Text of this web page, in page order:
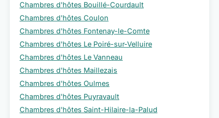
Chambres d'hôtes Bouillé-Courdault
Chambres d'hôtes Coulon
Chambres d'hôtes Fontenay-le-Comte
Chambres d'hôtes Le Poiré-sur-Velluire
Chambres d'hôtes Le Vanneau
Chambres d'hôtes Maillezais
Chambres d'hôtes Oulmes
Chambres d'hôtes Puyravault
Chambres d'hôtes Saint-Hilaire-la-Palud